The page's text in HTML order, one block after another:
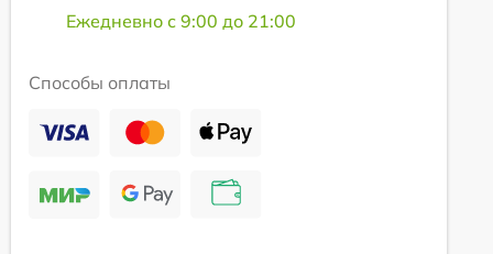
Ежедневно с 9:00 до 21:00
Способы оплаты